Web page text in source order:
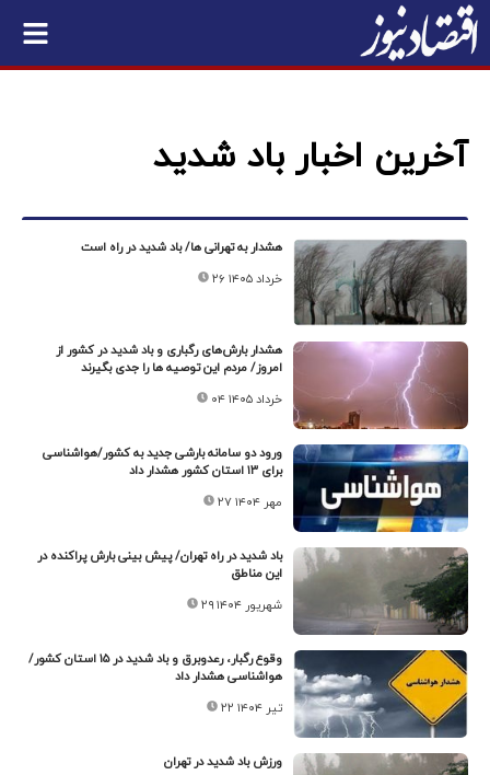
آخرین اخبار باد شدید
هشدار به تهرانی ها/ باد شدید در راه است
۲۶ خرداد ۱۴۰۵
هشدار بارش‌های رگباری و باد شدید در کشور از
امروز/ مردم این توصیه ها را جدی بگیرند
۰۴ خرداد ۱۴۰۵
ورود دو سامانه بارشی جدید به کشور/هواشناسی
برای ۱۳ استان کشور هشدار داد
۲۷ مهر ۱۴۰۴
باد شدید در راه تهران/ پیش بینی بارش پراکنده در
این مناطق
۲۹ شهریور ۱۴۰۴
وقوع رگبار، رعدوبرق و باد شدید در ۱۵ استان کشور/
هواشناسی هشدار داد
۲۲ تیر ۱۴۰۴
ورزش باد شدید در تهران